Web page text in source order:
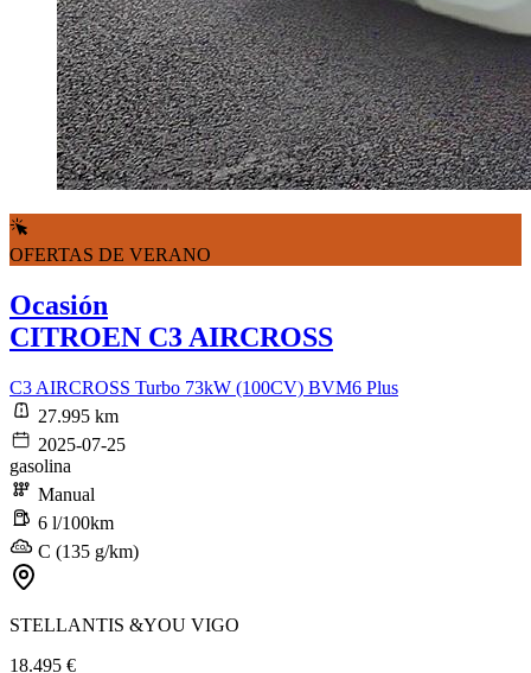
OFERTAS DE VERANO
Ocasión
CITROEN C3 AIRCROSS
C3 AIRCROSS Turbo 73kW (100CV) BVM6 Plus
27.995 km
2025-07-25
gasolina
Manual
6 l/100km
C (135 g/km)
STELLANTIS &YOU VIGO
18.495 €